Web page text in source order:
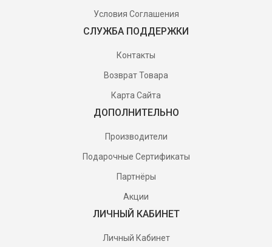
Условия Соглашения
СЛУЖБА ПОДДЕРЖКИ
Контакты
Возврат Товара
Карта Сайта
ДОПОЛНИТЕЛЬНО
Производители
Подарочные Сертификаты
Партнёры
Акции
ЛИЧНЫЙ КАБИНЕТ
Личный Кабинет